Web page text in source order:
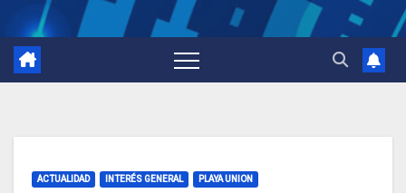
ACTUALIDAD INTERÉS GENERAL PLAYA UNION